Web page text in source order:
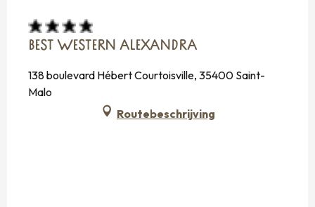
BEST WESTERN ALEXANDRA
138 boulevard Hébert Courtoisville, 35400 Saint-
Malo
Routebeschrijving